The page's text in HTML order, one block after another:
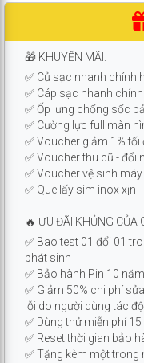
🎁 KHUYẾN MÃI:
✅ Củ sạc nhanh chính
✅ Cáp sạc nhanh
✅ Ốp lưng chống sốc
✅ Cường lực full màn
✅ Voucher giảm 1%
✅ Voucher thu cũ - đổi
✅ Voucher vệ sinh
✅ Que lấy sim inox xịn
🔥 ƯU ĐÃI KHỦNG CỦA
✅ Bao test 01 đổi 01
phát sinh
✅ Bảo hành Pin 10
✅ Giảm 50% chi phí
lỗi do người dùng tác
✅ Dùng thử miễn phí
✅ Reset thời gian bảo
✅ Tặng kèm một trong